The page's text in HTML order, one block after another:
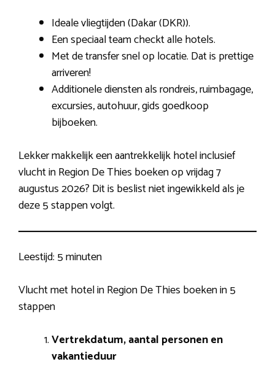
Ideale vliegtijden (Dakar (DKR)).
Een speciaal team checkt alle hotels.
Met de transfer snel op locatie. Dat is prettige
arriveren!
Additionele diensten als rondreis, ruimbagage,
excursies, autohuur, gids goedkoop
bijboeken.
Lekker makkelijk een aantrekkelijk hotel inclusief
vlucht in Region De Thies boeken op vrijdag 7
augustus 2026? Dit is beslist niet ingewikkeld als je
deze 5 stappen volgt.
Leestijd: 5 minuten
Vlucht met hotel in Region De Thies boeken in 5
stappen
Vertrekdatum, aantal personen en
vakantieduur